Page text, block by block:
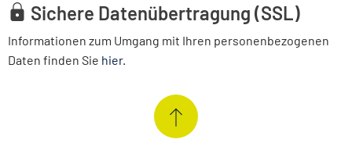
Sichere Datenübertragung (SSL)
Informationen zum Umgang mit Ihren personenbezogenen
Daten finden Sie hier.